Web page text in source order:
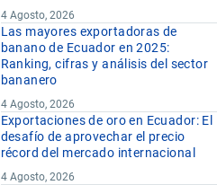
4 Agosto, 2026
Las mayores exportadoras de
banano de Ecuador en 2025:
Ranking, cifras y análisis del sector
bananero
4 Agosto, 2026
Exportaciones de oro en Ecuador: El
desafío de aprovechar el precio
récord del mercado internacional
4 Agosto, 2026